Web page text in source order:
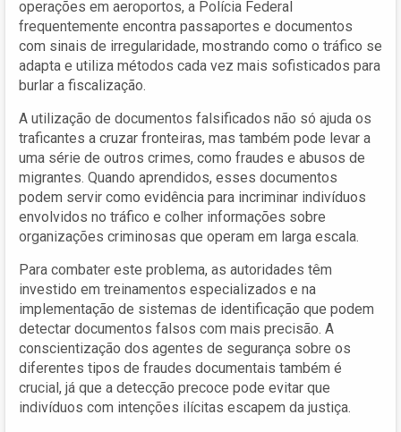
operações em aeroportos, a Polícia Federal
frequentemente encontra passaportes e documentos
com sinais de irregularidade, mostrando como o tráfico se
adapta e utiliza métodos cada vez mais sofisticados para
burlar a fiscalização.
A utilização de documentos falsificados não só ajuda os
traficantes a cruzar fronteiras, mas também pode levar a
uma série de outros crimes, como fraudes e abusos de
migrantes. Quando aprendidos, esses documentos
podem servir como evidência para incriminar indivíduos
envolvidos no tráfico e colher informações sobre
organizações criminosas que operam em larga escala.
Para combater este problema, as autoridades têm
investido em treinamentos especializados e na
implementação de sistemas de identificação que podem
detectar documentos falsos com mais precisão. A
conscientização dos agentes de segurança sobre os
diferentes tipos de fraudes documentais também é
crucial, já que a detecção precoce pode evitar que
indivíduos com intenções ilícitas escapem da justiça.